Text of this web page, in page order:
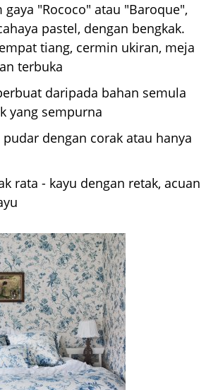
"Rococo" atau "Baroque",
pastel, dengan bengkak.
tiang, cermin ukiran, meja
terbuka
daripada bahan semula
yang sempurna
dengan corak atau hanya
rata - kayu dengan retak, acuan